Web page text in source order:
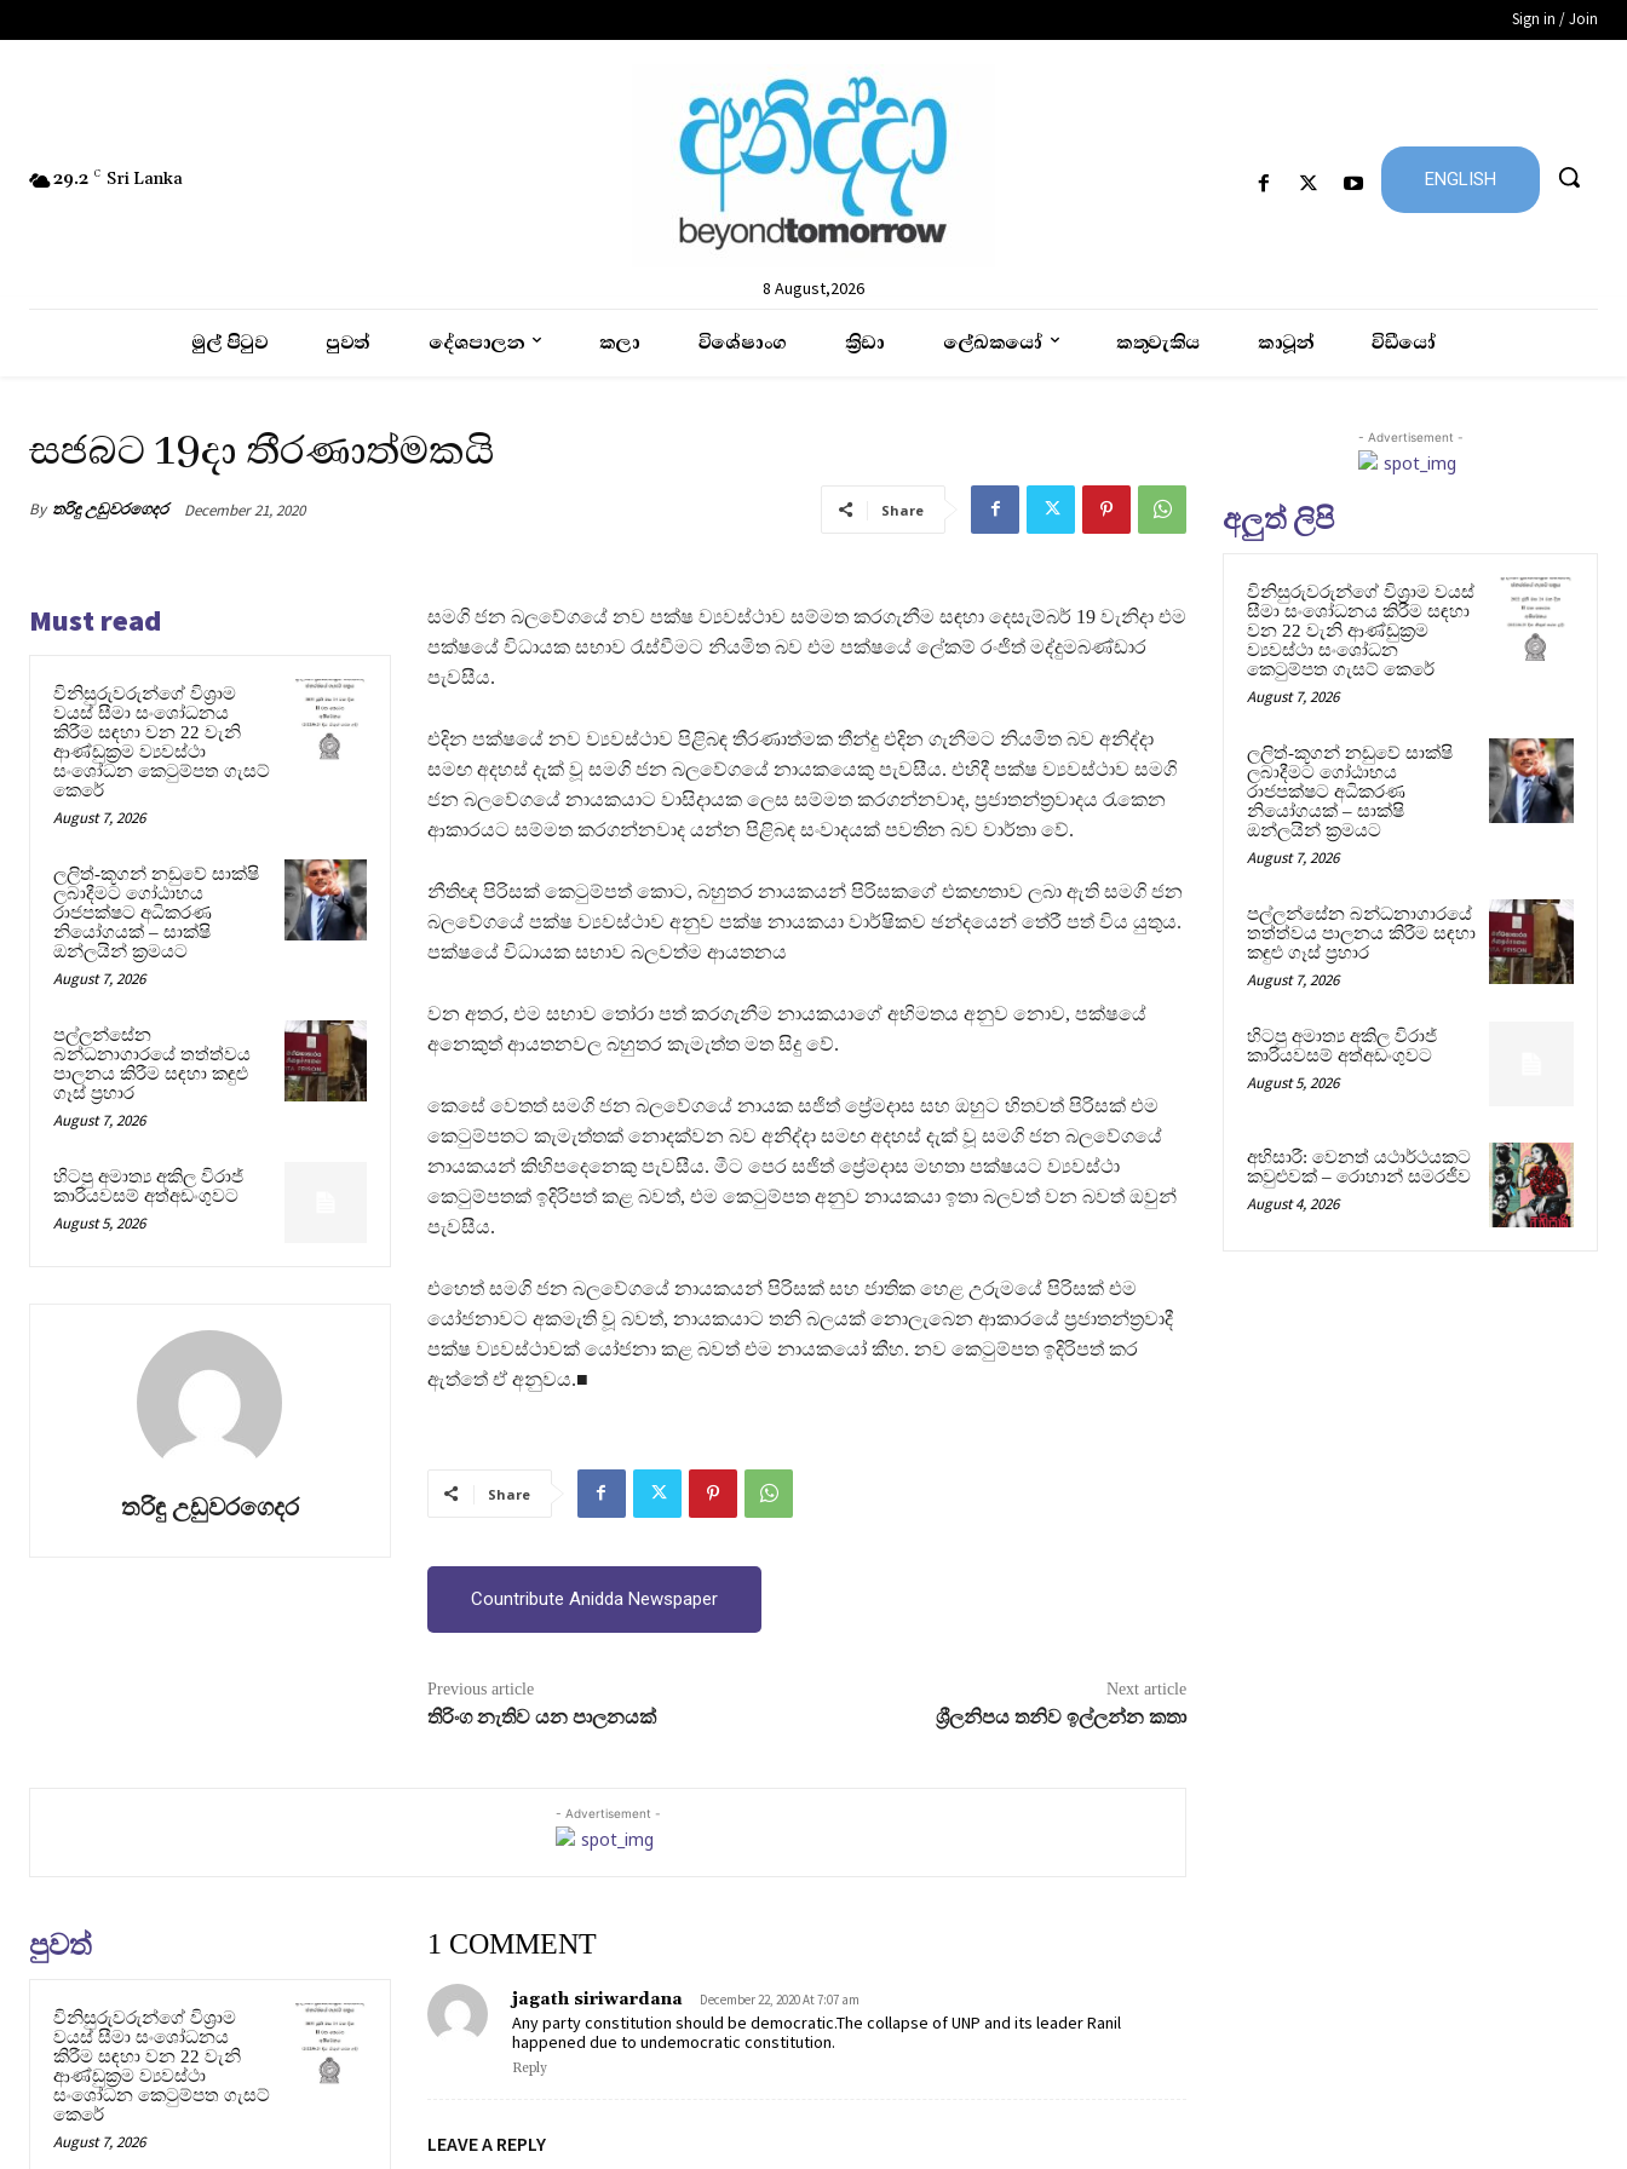
Sign in / Join
29.2 C Sri Lanka
8 August,2026
ENGLISH
මුල් පිටුව පුවත් දේශපාලන කලා විශේෂාංග ක්‍රිඩා ලේඛකයෝ කතුවැකිය කාටූන් විඩීයෝ
සජබට 19දා තීරණාත්මකයි
By තරිඳු උඩුවරගෙදර December 21, 2020 Share
Must read
විනිසුරුවරුන්ගේ විශ්‍රාම
වයස් සීමා සංශෝධනය
කිරීම සඳහා වන 22 වැනි
ආණ්ඩුක්‍රම ව්‍යවස්ථා
සංශෝධන කෙටුම්පත ගැසට්
කෙරේ
August 7, 2026
ලලිත්-කූගන් නඩුවේ සාක්ෂි
ලබාදීමට ගෝඨාභය
රාජපක්ෂට අධිකරණ
නියෝගයක් – සාක්ෂි
ඔන්ලයින් ක්‍රමයට
August 7, 2026
පල්ලන්සේන
බන්ධනාගාරයේ තත්ත්වය
පාලනය කිරීම සඳහා කඳුළු
ගෑස් ප්‍රහාර
August 7, 2026
හිටපු අමාත්‍ය අකිල විරාජ්
කාරියවසම් අත්අඩංගුවට
August 5, 2026
තරිඳු උඩුවරගෙදර
සමගි ජන බලවේගයේ නව පක්ෂ ව්‍යවස්ථාව සම්මත කරගැනීම සඳහා දෙසැම්බර් 19 වැනිදා එම
පක්ෂයේ විධායක සභාව රැස්වීමට නියමිත බව එම පක්ෂයේ ලේකම් රංජිත් මද්දුමබණ්ඩාර
පැවසීය.
එදින පක්ෂයේ නව ව්‍යවස්ථාව පිළිබඳ තීරණාත්මක තීන්දු එදින ගැනීමට නියමිත බව අනිද්දා
සමඟ අදහස් දැක් වූ සමගි ජන බලවේගයේ නායකයෙකු පැවසීය. එහිදී පක්ෂ ව්‍යවස්ථාව සමගි
ජන බලවේගයේ නායකයාට වාසිදායක ලෙස සම්මත කරගන්නවාද, ප්‍රජාතන්ත්‍රවාදය රැකෙන
ආකාරයට සම්මත කරගන්නවාද යන්න පිළිබඳ සංවාදයක් පවතින බව වාර්තා වේ.
නීතිඥ පිරිසක් කෙටුම්පත් කොට, බහුතර නායකයන් පිරිසකගේ එකඟතාව ලබා ඇති සමගි ජන
බලවේගයේ පක්ෂ ව්‍යවස්ථාව අනුව පක්ෂ නායකයා වාර්ෂිකව ඡන්දයෙන් තේරී පත් විය යුතුය.
පක්ෂයේ විධායක සභාව බලවත්ම ආයතනය
වන අතර, එම සභාව තෝරා පත් කරගැනීම නායකයාගේ අභිමතය අනුව නොව, පක්ෂයේ
අනෙකුත් ආයතනවල බහුතර කැමැත්ත මත සිදු වේ.
කෙසේ වෙතත් සමගි ජන බලවේගයේ නායක සජිත් ප්‍රේමදාස සහ ඔහුට හිතවත් පිරිසක් එම
කෙටුම්පතට කැමැත්තක් නොදක්වන බව අනිද්දා සමඟ අදහස් දැක් වූ සමගි ජන බලවේගයේ
නායකයන් කිහිපදෙනෙකු පැවසීය. මීට පෙර සජිත් ප්‍රේමදාස මහතා පක්ෂයට ව්‍යවස්ථා
කෙටුම්පතක් ඉදිරිපත් කළ බවත්, එම කෙටුම්පත අනුව නායකයා ඉතා බලවත් වන බවත් ඔවුන්
පැවසීය.
එහෙත් සමගි ජන බලවේගයේ නායකයන් පිරිසක් සහ ජාතික හෙළ උරුමයේ පිරිසක් එම
යෝජනාවට අකමැති වූ බවත්, නායකයාට තනි බලයක් නොලැබෙන ආකාරයේ ප්‍රජාතන්ත්‍රවාදී
පක්ෂ ව්‍යවස්ථාවක් යෝජනා කළ බවත් එම නායකයෝ කීහ. නව කෙටුම්පත ඉදිරිපත් කර
ඇත්තේ ඒ අනුවය.■
Share
Countribute Anidda Newspaper
Previous article
තිරිංග නැතිව යන පාලනයක්
Next article
ශ්‍රීලනිපය තනිව ඉල්ලන්න කතා
- Advertisement -
පුවත්
විනිසුරුවරුන්ගේ විශ්‍රාම
වයස් සීමා සංශෝධනය
කිරීම සඳහා වන 22 වැනි
ආණ්ඩුක්‍රම ව්‍යවස්ථා
සංශෝධන කෙටුම්පත ගැසට්
කෙරේ
August 7, 2026
1 COMMENT
jagath siriwardana December 22, 2020 At 7:07 am
Any party constitution should be democratic.The collapse of UNP and its leader Ranil
happened due to undemocratic constitution.
Reply
LEAVE A REPLY
- Advertisement -
අලුත් ලිපි
විනිසුරුවරුන්ගේ විශ්‍රාම වයස්
සීමා සංශෝධනය කිරීම සඳහා
වන 22 වැනි ආණ්ඩුක්‍රම
ව්‍යවස්ථා සංශෝධන
කෙටුම්පත ගැසට් කෙරේ
August 7, 2026
ලලිත්-කූගන් නඩුවේ සාක්ෂි
ලබාදීමට ගෝඨාභය
රාජපක්ෂට අධිකරණ
නියෝගයක් – සාක්ෂි
ඔන්ලයින් ක්‍රමයට
August 7, 2026
පල්ලන්සේන බන්ධනාගාරයේ
තත්ත්වය පාලනය කිරීම සඳහා
කඳුළු ගෑස් ප්‍රහාර
August 7, 2026
හිටපු අමාත්‍ය අකිල විරාජ්
කාරියවසම් අත්අඩංගුවට
August 5, 2026
අභිසාරී: වෙනත් යථාර්ථයකට
කවුළුවක් – රොහාන් සමරජීව
August 4, 2026